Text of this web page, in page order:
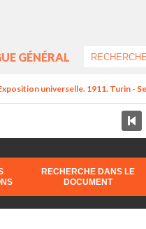
GÉNÉRAL
universelle. 1911. Turin -
RECHERCHE DANS LE
DOCUMENT